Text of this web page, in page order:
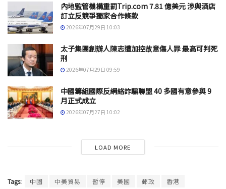
內地監管機構重罰Trip.com 7.81 億美元 涉與酒店
訂立反競爭獨家合作條款
2026年07月29日 10:03
太子集團創辦人陳志遭加控故意傷人罪 最高可判死
刑
2026年07月29日 09:59
中國籌組國際反網絡詐騙聯盟 40 多國有意參與 9
月正式成立
2026年07月27日 10:02
LOAD MORE
Tags: 中國 中美貿易 暫停 美國 郵政 香港